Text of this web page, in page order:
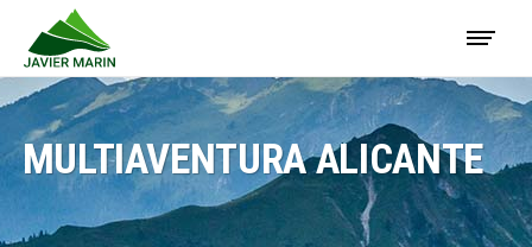
MULTIAVENTURA ALICANTE